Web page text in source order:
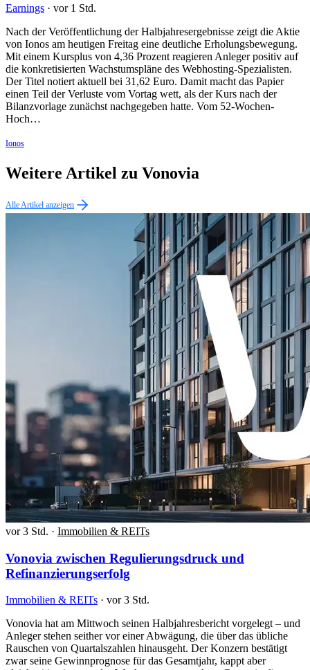
Earnings · vor 1 Std.
Nach der Veröffentlichung der Halbjahresergebnisse zeigt die Aktie
von Ionos am heutigen Freitag eine deutliche Erholungsbewegung.
Mit einem Kursplus von 4,36 Prozent reagieren Anleger positiv auf
die konkretisierten Wachstumspläne des Webhosting-Spezialisten.
Der Titel notiert aktuell bei 31,62 Euro. Damit macht das Papier
einen Teil der Verluste vom Vortag wett, als der Kurs nach der
Bilanzvorlage zunächst nachgegeben hatte. Vom 52-Wochen-
Hoch…
Ionos
Weitere Artikel zu Vonovia
Alle Artikel anzeigen
vor 3 Std. · Immobilien & REITs
Vonovia zwischen Regulierungsdruck und
Refinanzierungserfolg
Immobilien & REITs · vor 3 Std.
Vonovia hat am Mittwoch seinen Halbjahresbericht vorgelegt – und
Anleger stehen seither vor einer Abwägung, die über das übliche
Rauschen von Quartalszahlen hinausgeht. Der Konzern bestätigt
zwar seine Gewinnprognose für das Gesamtjahr, kappt aber